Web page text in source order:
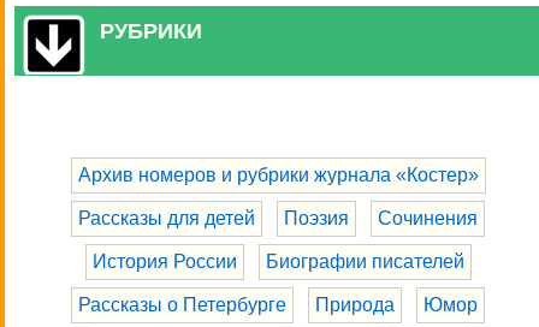
РУБРИКИ
Архив номеров и рубрики журнала «Костер»
Рассказы для детей Поэзия Сочинения
История России Биографии писателей
Рассказы о Петербурге Природа Юмор